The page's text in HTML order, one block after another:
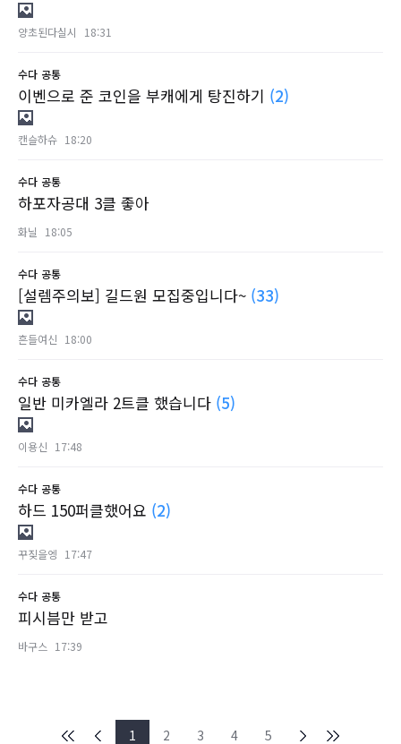
양초된다실시 18:31
수다 공통
이벤으로 준 코인을 부캐에게 탕진하기 (2)
캔슬하슈 18:20
수다 공통
하포자공대 3클 좋아
화닐 18:05
수다 공통
[설렘주의보] 길드원 모집중입니다~ (33)
흔들여신 18:00
수다 공통
일반 미카엘라 2트클 했습니다 (5)
이용신 17:48
수다 공통
하드 150퍼클했어요 (2)
꾸짖을엥 17:47
수다 공통
피시븜만 받고
바구스 17:39
1 2 3 4 5